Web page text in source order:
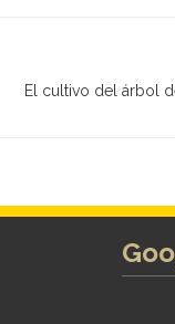
El cultivo del árbol